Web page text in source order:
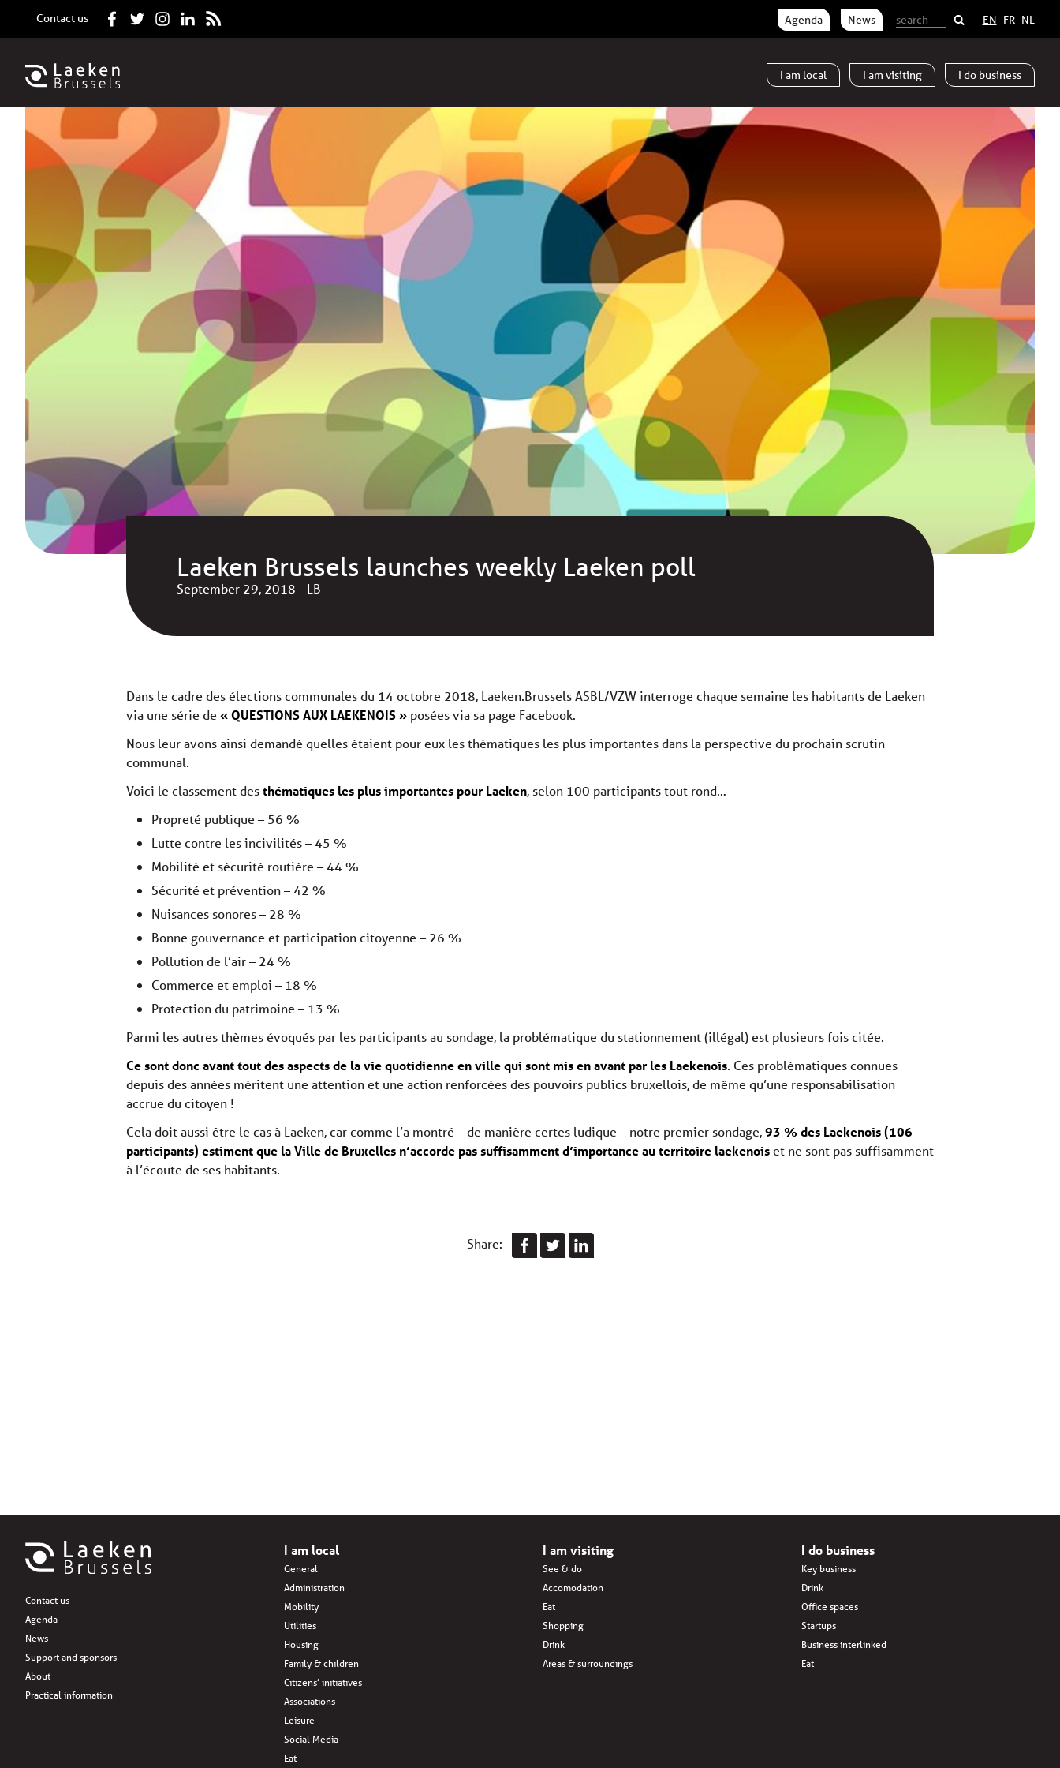
I am local I am visiting I do business
Contact us Agenda News EN FR NL
Laeken Brussels launches weekly Laeken poll
September 29, 2018 - LB
Dans le cadre des élections communales du 14 octobre 2018, Laeken.Brussels ASBL/VZW interroge chaque semaine les habitants de Laeken
via une série de « QUESTIONS AUX LAEKENOIS » posées via sa page Facebook.
Nous leur avons ainsi demandé quelles étaient pour eux les thématiques les plus importantes dans la perspective du prochain scrutin
communal.
Voici le classement desthématiques les plus importantes pour Laeken, selon 100 participants tout rond…
Propreté publique – 56 %
Lutte contre les incivilités – 45 %
Mobilité et sécurité routière – 44 %
Sécurité et prévention – 42 %
Nuisances sonores – 28 %
Bonne gouvernance et participation citoyenne – 26 %
Pollution de l’air – 24 %
Commerce et emploi – 18 %
Protection du patrimoine – 13 %
Parmi les autres thèmes évoqués par les participants au sondage, la problématique du stationnement (illégal) est plusieurs fois citée.
Ce sont donc avant tout des aspects de la vie quotidienne en ville qui sont mis en avant par les Laekenois. Ces problématiques connues
depuis des années méritent une attention et une action renforcées des pouvoirs publics bruxellois, de même qu’une responsabilisation
accrue du citoyen !
Cela doit aussi être le cas à Laeken, car comme l’a montré – de manière certes ludique – notre premier sondage,93 % des Laekenois (106
participants) estiment que la Ville de Bruxelles n’accorde pas suffisamment d’importance au territoire laekenoiset ne sont pas suffisamment
à l’écoute de ses habitants.
Share:
Contact us
Agenda
News
Support and sponsors
About
Practical information
I am local
General
Administration
Mobility
Utilities
Housing
Family & children
Citizens’ initiatives
Associations
Leisure
Social Media
Eat
I am visiting
See & do
Accomodation
Eat
Shopping
Drink
Areas & surroundings
I do business
Key business
Drink
Office spaces
Startups
Business interlinked
Eat